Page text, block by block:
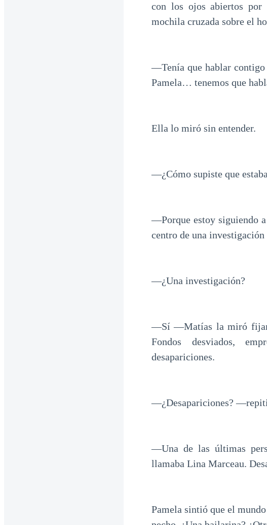
con los ojos abiertos por
mochila cruzada sobre el
—Tenía que hablar
Pamela… tenemos que
Ella lo miró sin entender.
—¿Cómo supiste que
—Porque estoy siguiendo
centro de una
—¿Una investigación?
—Sí —Matías la miró
Fondos desviados,
desapariciones.
—¿Desapariciones?
—Una de las últimas
llamaba Lina Marceau.
Pamela sintió que el